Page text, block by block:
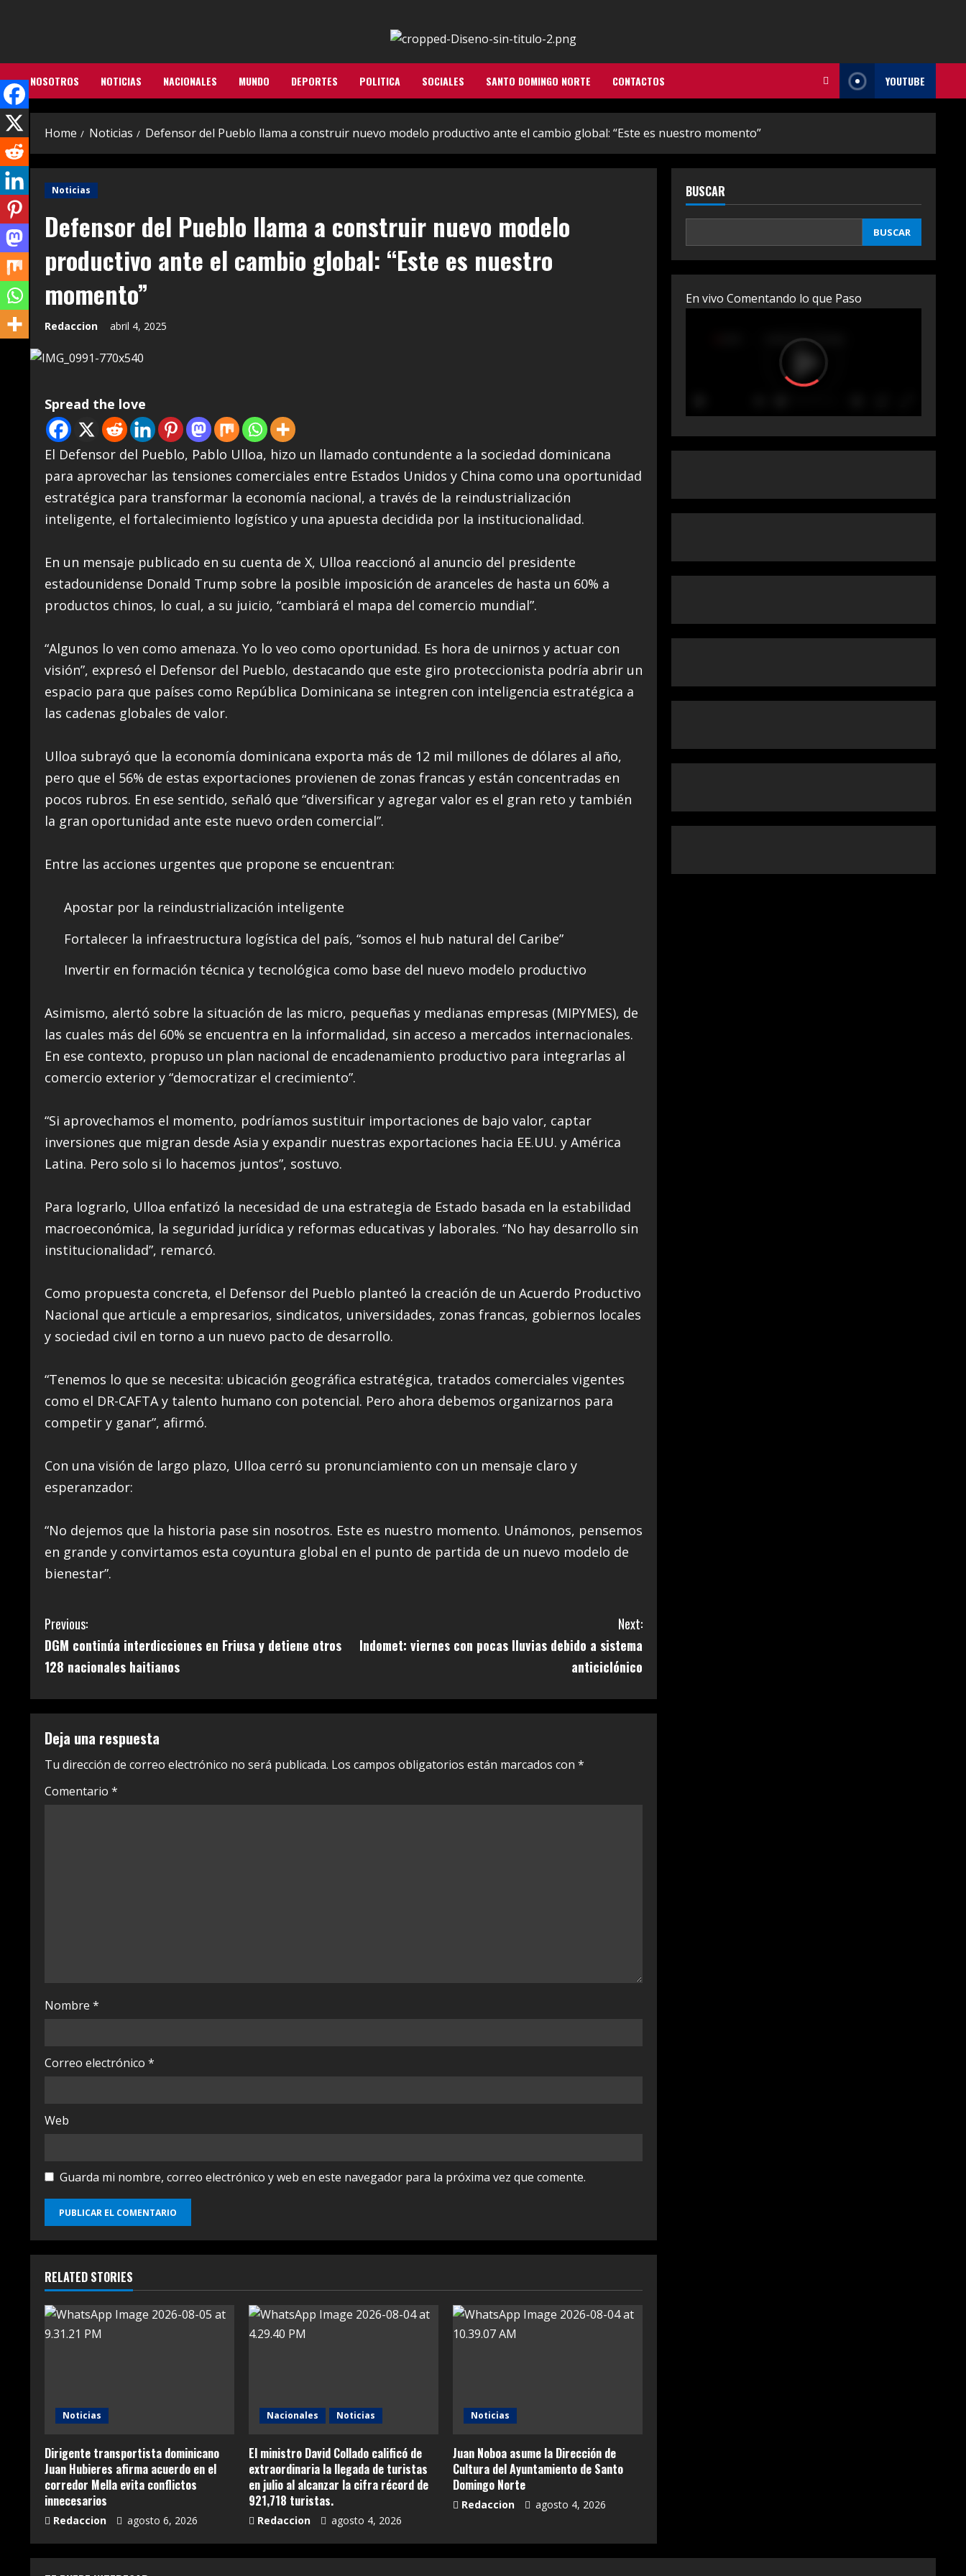
NOSOTROS NOTICIAS NACIONALES MUNDO DEPORTES POLITICA SOCIALES SANTO DOMINGO NORTE CONTACTOS YOUTUBE
Home Noticias Defensor del Pueblo llama a construir nuevo modelo productivo ante el cambio global: “Este es nuestro momento”
Noticias
Defensor del Pueblo llama a construir nuevo modelo
productivo ante el cambio global: “Este es nuestro
momento”
Redaccion abril 4, 2025
Spread the love
El Defensor del Pueblo, Pablo Ulloa, hizo un llamado contundente a la sociedad dominicana
para aprovechar las tensiones comerciales entre Estados Unidos y China como una oportunidad
estratégica para transformar la economía nacional, a través de la reindustrialización
inteligente, el fortalecimiento logístico y una apuesta decidida por la institucionalidad.
En un mensaje publicado en su cuenta de X, Ulloa reaccionó al anuncio del presidente
estadounidense Donald Trump sobre la posible imposición de aranceles de hasta un 60% a
productos chinos, lo cual, a su juicio, “cambiará el mapa del comercio mundial”.
“Algunos lo ven como amenaza. Yo lo veo como oportunidad. Es hora de unirnos y actuar con
visión”, expresó el Defensor del Pueblo, destacando que este giro proteccionista podría abrir un
espacio para que países como República Dominicana se integren con inteligencia estratégica a
las cadenas globales de valor.
Ulloa subrayó que la economía dominicana exporta más de 12 mil millones de dólares al año,
pero que el 56% de estas exportaciones provienen de zonas francas y están concentradas en
pocos rubros. En ese sentido, señaló que “diversificar y agregar valor es el gran reto y también
la gran oportunidad ante este nuevo orden comercial”.
Entre las acciones urgentes que propone se encuentran:
Apostar por la reindustrialización inteligente
Fortalecer la infraestructura logística del país, “somos el hub natural del Caribe”
Invertir en formación técnica y tecnológica como base del nuevo modelo productivo
Asimismo, alertó sobre la situación de las micro, pequeñas y medianas empresas (MIPYMES), de
las cuales más del 60% se encuentra en la informalidad, sin acceso a mercados internacionales.
En ese contexto, propuso un plan nacional de encadenamiento productivo para integrarlas al
comercio exterior y “democratizar el crecimiento”.
“Si aprovechamos el momento, podríamos sustituir importaciones de bajo valor, captar
inversiones que migran desde Asia y expandir nuestras exportaciones hacia EE.UU. y América
Latina. Pero solo si lo hacemos juntos”, sostuvo.
Para lograrlo, Ulloa enfatizó la necesidad de una estrategia de Estado basada en la estabilidad
macroeconómica, la seguridad jurídica y reformas educativas y laborales. “No hay desarrollo sin
institucionalidad”, remarcó.
Como propuesta concreta, el Defensor del Pueblo planteó la creación de un Acuerdo Productivo
Nacional que articule a empresarios, sindicatos, universidades, zonas francas, gobiernos locales
y sociedad civil en torno a un nuevo pacto de desarrollo.
“Tenemos lo que se necesita: ubicación geográfica estratégica, tratados comerciales vigentes
como el DR-CAFTA y talento humano con potencial. Pero ahora debemos organizarnos para
competir y ganar”, afirmó.
Con una visión de largo plazo, Ulloa cerró su pronunciamiento con un mensaje claro y
esperanzador:
“No dejemos que la historia pase sin nosotros. Este es nuestro momento. Unámonos, pensemos
en grande y convirtamos esta coyuntura global en el punto de partida de un nuevo modelo de
bienestar”.
C
o
t
i
n
n
g
Previous:
DGM continúa interdicciones en Friusa y detiene otros
128 nacionales haitianos
Next:
Indomet: viernes con pocas lluvias debido a sistema
anticiclónico
Deja una respuesta
Tu dirección de correo electrónico no será publicada. Los campos obligatorios están marcados con *
Comentario *
Nombre *
Correo electrónico *
Web
Guarda mi nombre, correo electrónico y web en este navegador para la próxima vez que comente.
RELATED STORIES
Noticias
Dirigente transportista dominicano
Juan Hubieres afirma acuerdo en el
corredor Mella evita conflictos
innecesarios
Redaccion agosto 6, 2026
Nacionales Noticias
El ministro David Collado calificó de
extraordinaria la llegada de turistas
en julio al alcanzar la cifra récord de
921,718 turistas.
Redaccion agosto 4, 2026
Noticias
Juan Noboa asume la Dirección de
Cultura del Ayuntamiento de Santo
Domingo Norte
Redaccion agosto 4, 2026
BUSCAR
BUSCAR
En vivo Comentando lo que Paso